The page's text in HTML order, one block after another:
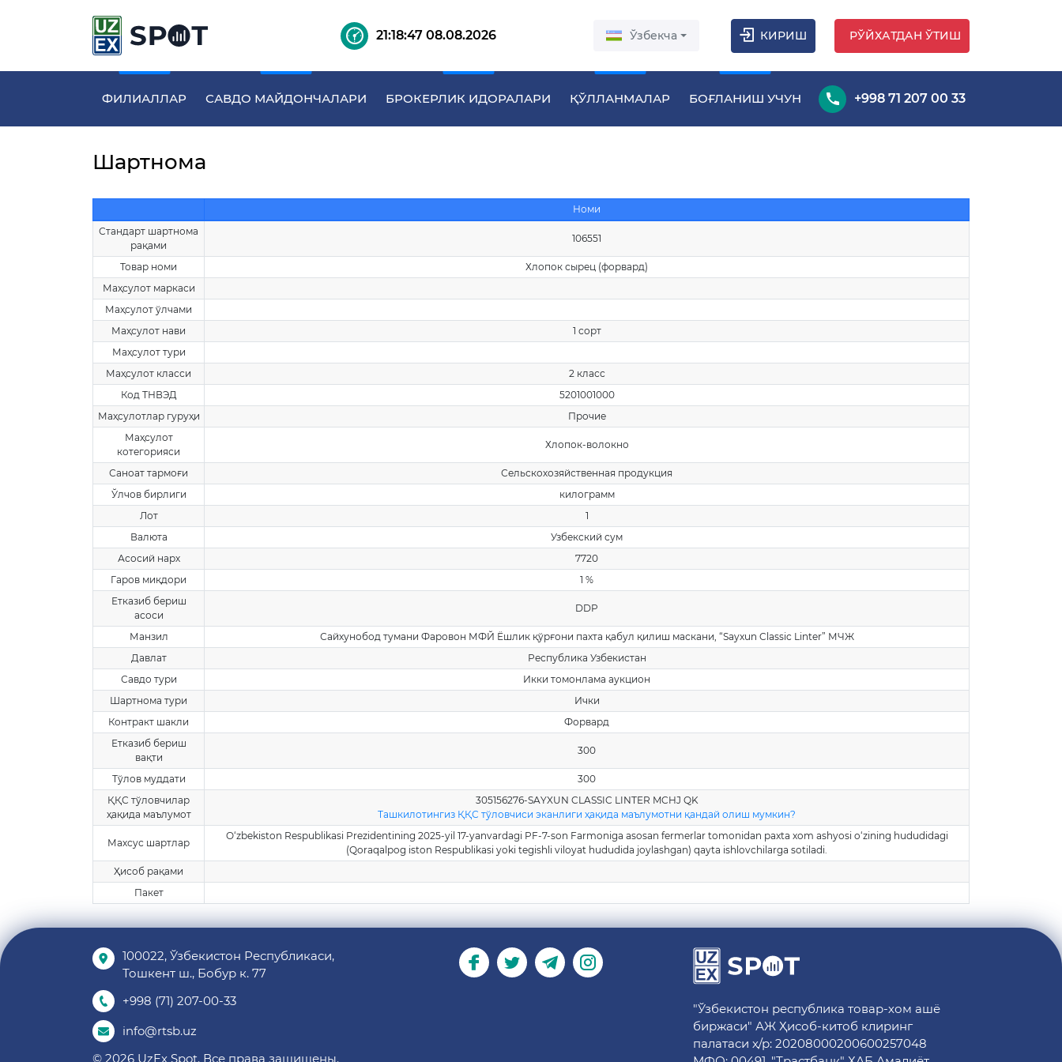
21:18:47 08.08.2026 Ўзбекча КИРИШ РЎЙХАТДАН ЎТИШ
ФИЛИАЛЛАР САВДО МАЙДОНЧАЛАРИ БРОКЕРЛИК ИДОРАЛАРИ ҚЎЛЛАНМАЛАР БОҒЛАНИШ УЧУН +998 71 207 00 33
Шартнома
Номи
Стандарт шартнома
рақами
106551
Товар номи
Хлопок сырец (форвард)
Маҳсулот маркаси
Маҳсулот ўлчами
Маҳсулот нави
1 сорт
Маҳсулот тури
Маҳсулот класси
2 класс
Код ТНВЭД
5201001000
Маҳсулотлар гуруҳи
Прочие
Маҳсулот
котегорияси
Хлопок-волокно
Саноат тармоғи
Сельскохозяйственная продукция
Ўлчов бирлиги
килограмм
Лот
1
Валюта
Узбекский сум
Асосий нарх
7720
Гаров миқдори
1 %
Етказиб бериш
асоси
DDP
Манзил
Сайхунобод тумани Фаровон МФЙ Ёшлик қўрғони пахта қабул қилиш маскани, “Sayxun Classic Linter” МЧЖ
Давлат
Республика Узбекистан
Савдо тури
Икки томонлама аукцион
Шартнома тури
Ички
Контракт шакли
Форвард
Етказиб бериш
вақти
300
Тўлов муддати
300
ҚҚС тўловчилар
ҳақида маълумот
305156276-SAYXUN CLASSIC LINTER MCHJ QK
Ташкилотингиз ҚҚС тўловчиси эканлиги ҳақида маълумотни қандай олиш мумкин?
Махсус шартлар
O‘zbekiston Respublikasi Prezidentining 2025-yil 17-yanvardagi PF-7-son Farmoniga asosan fermerlar tomonidan paxta xom ashyosi o‘zining hududidagi
(Qoraqalpog iston Respublikasi yoki tegishli viloyat hududida joylashgan) qayta ishlovchilarga sotiladi.
Ҳисоб рақами
Пакет
100022, Ўзбекистон Республикаси,
Тошкент ш., Бобур к. 77
+998 (71) 207-00-33
info@rtsb.uz
© 2026 UzEx Spot. Все права защищены.
"Ўзбекистон республика товар-хом ашё
биржаси" АЖ Ҳисоб-китоб клиринг
палатаси ҳ/р: 20208000200600257048